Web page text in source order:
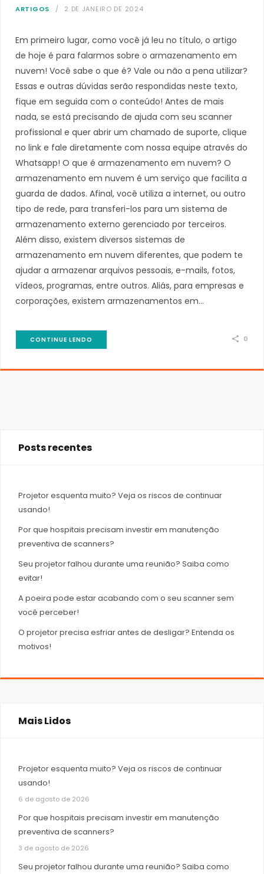
ARTIGOS 2 DE JANEIRO DE 2024
Em primeiro lugar, como você já leu no título, o artigo
de hoje é para falarmos sobre o armazenamento em
nuvem! Você sabe o que é? Vale ou não a pena utilizar?
Essas e outras dúvidas serão respondidas neste texto,
fique em seguida com o conteúdo! Antes de mais
nada, se está precisando de ajuda com seu scanner
profissional e quer abrir um chamado de suporte, clique
no link e fale diretamente com nossa equipe através do
Whatsapp! O que é armazenamento em nuvem? O
armazenamento em nuvem é um serviço que facilita a
guarda de dados. Afinal, você utiliza a internet, ou outro
tipo de rede, para transferi-los para um sistema de
armazenamento externo gerenciado por terceiros.
Além disso, existem diversos sistemas de
armazenamento em nuvem diferentes, que podem te
ajudar a armazenar arquivos pessoais, e-mails, fotos,
vídeos, programas, entre outros. Aliás, para empresas e
corporações, existem armazenamentos em…
CONTINUE LENDO 0
Posts recentes
Projetor esquenta muito? Veja os riscos de continuar
usando!
Por que hospitais precisam investir em manutenção
preventiva de scanners?
Seu projetor falhou durante uma reunião? Saiba como
evitar!
A poeira pode estar acabando com o seu scanner sem
você perceber!
O projetor precisa esfriar antes de desligar? Entenda os
motivos!
Mais Lidos
Projetor esquenta muito? Veja os riscos de continuar
usando!
6 de agosto de 2026
Por que hospitais precisam investir em manutenção
preventiva de scanners?
3 de agosto de 2026
Seu projetor falhou durante uma reunião? Saiba como